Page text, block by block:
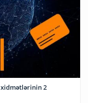
xidmətlərinin 2